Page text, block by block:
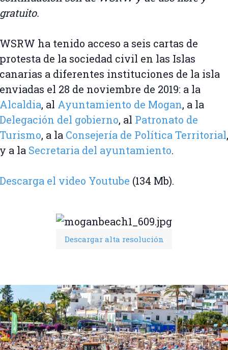
gratuito.
WSRW ha tenido acceso a seis cartas de
protesta de la sociedad civil en las Islas
canarias a diferentes instituciones de la isla
enviadas el 28 de noviembre de 2019: a la
Alcaldia, al Ayuntamiento de Mogan, a la
Delegación del gobierno, al Patronato de
Turismo, a la Consejería de Política Territorial,
y a la Secretaria del ayuntamiento.
Descarga el video Youtube (134 Mb).
Descargar alta resolución